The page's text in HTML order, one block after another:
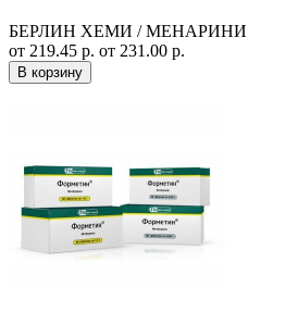
БЕРЛИН ХЕМИ / МЕНАРИНИ
от 219.45 р. от 231.00 р.
В корзину